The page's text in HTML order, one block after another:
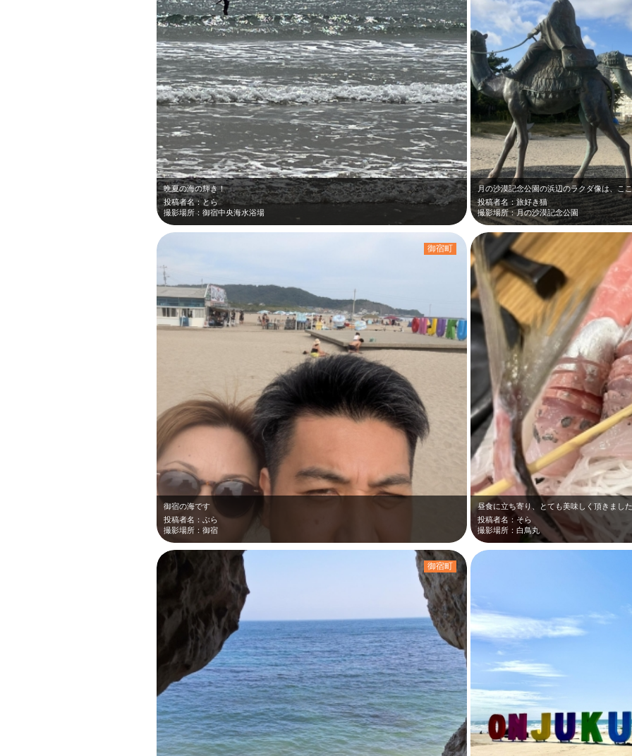
晩夏の海の輝き！
投稿者名：とら
撮影場所：御宿中央海水浴場
投稿者名：旅好き猫
撮影場所：月の沙漠記念公園
御宿の海です
投稿者名：ぶら
撮影場所：御宿
御宿町
投稿者名：そら
撮影場所：白鳥丸
御宿町